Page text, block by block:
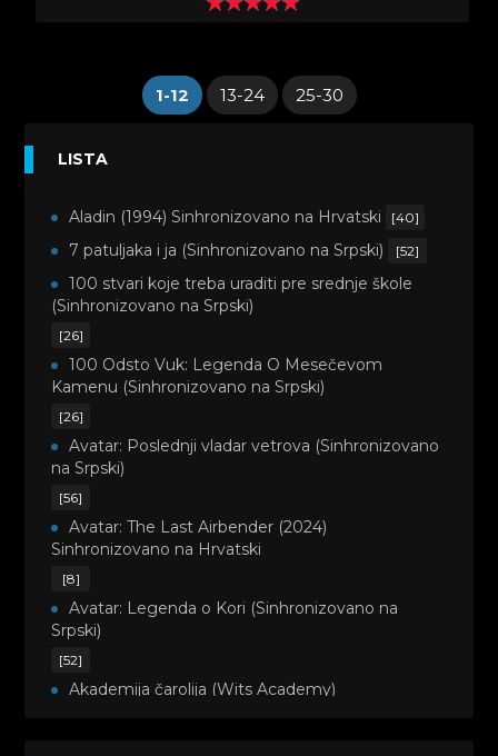
1-12 13-24 25-30
LISTA
Aladin (1994) Sinhronizovano na Hrvatski [40]
7 patuljaka i ja (Sinhronizovano na Srpski) [52]
100 stvari koje treba uraditi pre srednje škole
(Sinhronizovano na Srpski)
[26]
100 Odsto Vuk: Legenda O Mesečevom
Kamenu (Sinhronizovano na Srpski)
[26]
Avatar: Poslednji vladar vetrova (Sinhronizovano
na Srpski)
[56]
Avatar: The Last Airbender (2024)
Sinhronizovano na Hrvatski
[8]
Avatar: Legenda o Kori (Sinhronizovano na
Srpski)
[52]
Akademija čarolija (Wits Academy)